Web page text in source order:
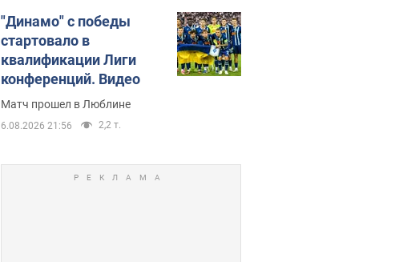
"Динамо" с победы
стартовало в
квалификации Лиги
конференций. Видео
Матч прошел в Люблине
6.08.2026 21:56 2,2 т.